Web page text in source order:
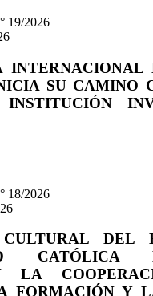
19/2026
INTERNACIONAL
SU CAMINO
18/2026
CULTURAL
CATÓLICA
LA
FORMACIÓN Y